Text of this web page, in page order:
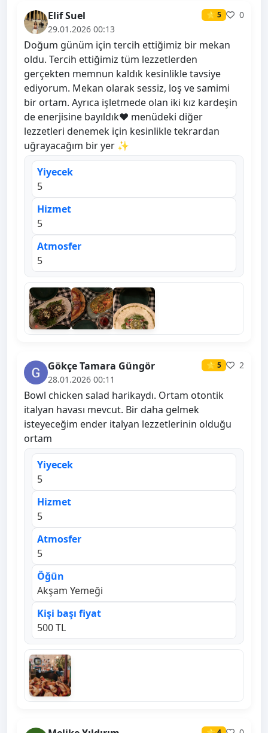
Elif Suel ⭐ 5
0
29.01.2026 00:13
Doğum günüm için tercih ettiğimiz bir mekan
oldu. Tercih ettiğimiz tüm lezzetlerden
gerçekten memnun kaldık kesinlikle tavsiye
ediyorum. Mekan olarak sessiz, loş ve samimi
bir ortam. Ayrıca işletmede olan iki kız kardeşin
de enerjisine bayıldık❤️ menüdeki diğer
lezzetleri denemek için kesinlikle tekrardan
uğrayacağım bir yer ✨
Yiyecek
5
Hizmet
5
Atmosfer
5
Gökçe Tamara Güngör ⭐ 5
2
28.01.2026 00:11
Bowl chicken salad harikaydı. Ortam otontik
italyan havası mevcut. Bir daha gelmek
isteyeceğim ender italyan lezzetlerinin olduğu
ortam
Yiyecek
5
Hizmet
5
Atmosfer
5
Öğün
Akşam Yemeği
Kişi başı fiyat
500 TL